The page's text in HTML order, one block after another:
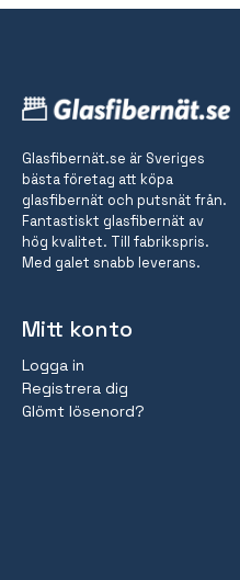
Glasfibernät.se är Sveriges
bästa företag att köpa
glasfibernät och putsnät från.
Fantastiskt glasfibernät av
hög kvalitet. Till fabrikspris.
Med galet snabb leverans.
Mitt konto
Logga in
Registrera dig
Glömt lösenord?